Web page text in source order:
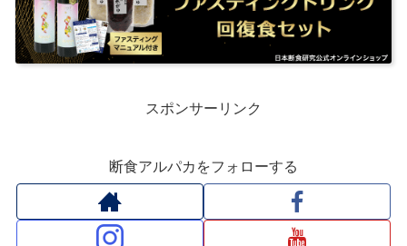
スポンサーリンク
断食アルパカをフォローする